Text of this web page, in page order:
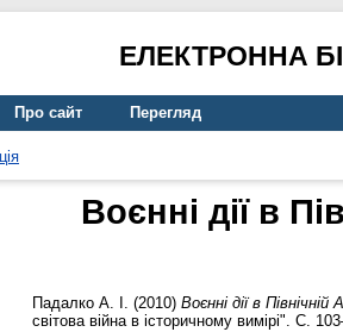
ЕЛЕКТРОННА
Про сайт Перегляд
Воєнні дії в
Падалко А. І. (2010) Воєнні дії в
світова війна в історичному вимірі". С.